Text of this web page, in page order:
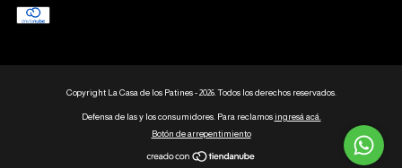
Copyright La Casa de los Patines - 2026. Todos los derechos reservados.
Defensa de las y los consumidores. Para reclamos ingresá acá.
Botón de arrepentimiento